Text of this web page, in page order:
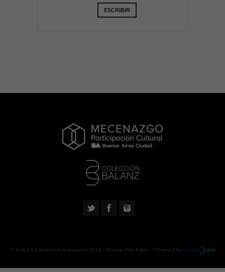
ESCRIBIR
© Todos los derechos reservados 2018 - Revista Otra Parte . Powered by Urano web